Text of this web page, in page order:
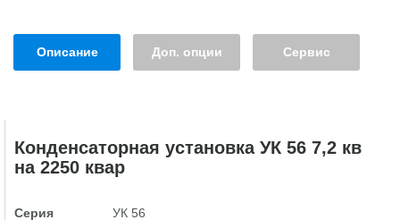
Описание Доп. опции Сервис
Конденсаторная установка УК 56 7,2 кв
на 2250 квар
Серия
УК 56